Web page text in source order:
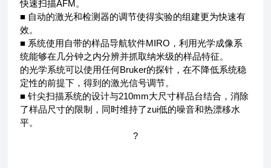
快速扫描AFM。
■ 自动的激光和检测器的调节使得实验的组建更为快速有
效。
■ 系统使用自带的样品导航软件MIRO，利用光学成像系
统能够在几分钟之内分辨并抓取纳米级的样品特征。
的光学系统可以使用任何Bruker的探针，在不降低系统稳
定性的前提下，得到的激光信号调节。
■ 针尖扫描系统的设计与210mm大尺寸样品台结合，消除
了样品尺寸的限制，同时维持了zui低的噪音和热漂移水
平。
?